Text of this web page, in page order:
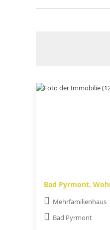
Bad Pyrmont,
Mehrfamilienhaus
Bad Pyrmont